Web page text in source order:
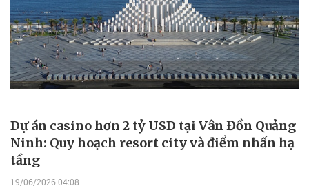
Dự án casino hơn 2 tỷ USD tại Vân Đồn Quảng
Ninh: Quy hoạch resort city và điểm nhấn hạ
tầng
19/06/2026 04:08